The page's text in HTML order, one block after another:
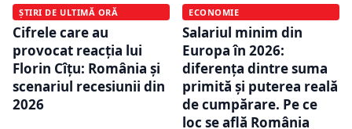
ȘTIRI DE ULTIMĂ ORĂ
Cifrele care au
provocat reacția lui
Florin Cîțu: România și
scenariul recesiunii din
2026
ECONOMIE
Salariul minim din
Europa în 2026:
diferența dintre suma
primită și puterea reală
de cumpărare. Pe ce
loc se află România